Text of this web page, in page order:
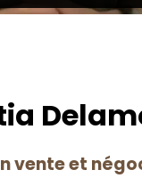
vente et